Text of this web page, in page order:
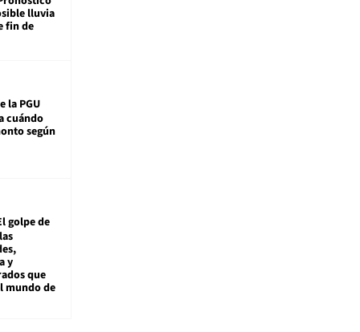
lluvia
fin de
la PGU
cuándo
según
golpe de
y
que
mundo de